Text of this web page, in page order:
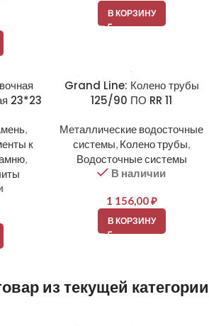
В КОРЗИНУ
23*23
к
,
Grand Line: Колено трубы
125/90 ПО RR 11
Металлические водосточные
системы Колено трубы
Водосточные системы
В наличии
1 156,00₽
В КОРЗИНУ
из текущей категории